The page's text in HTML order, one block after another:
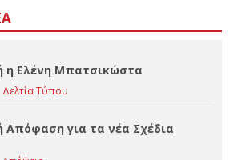
η Ελένη Μπατσικώστα